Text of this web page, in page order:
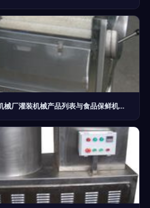
容城县澳金湾食品机械厂灌装机械产品列表与食品保鲜机特点概览